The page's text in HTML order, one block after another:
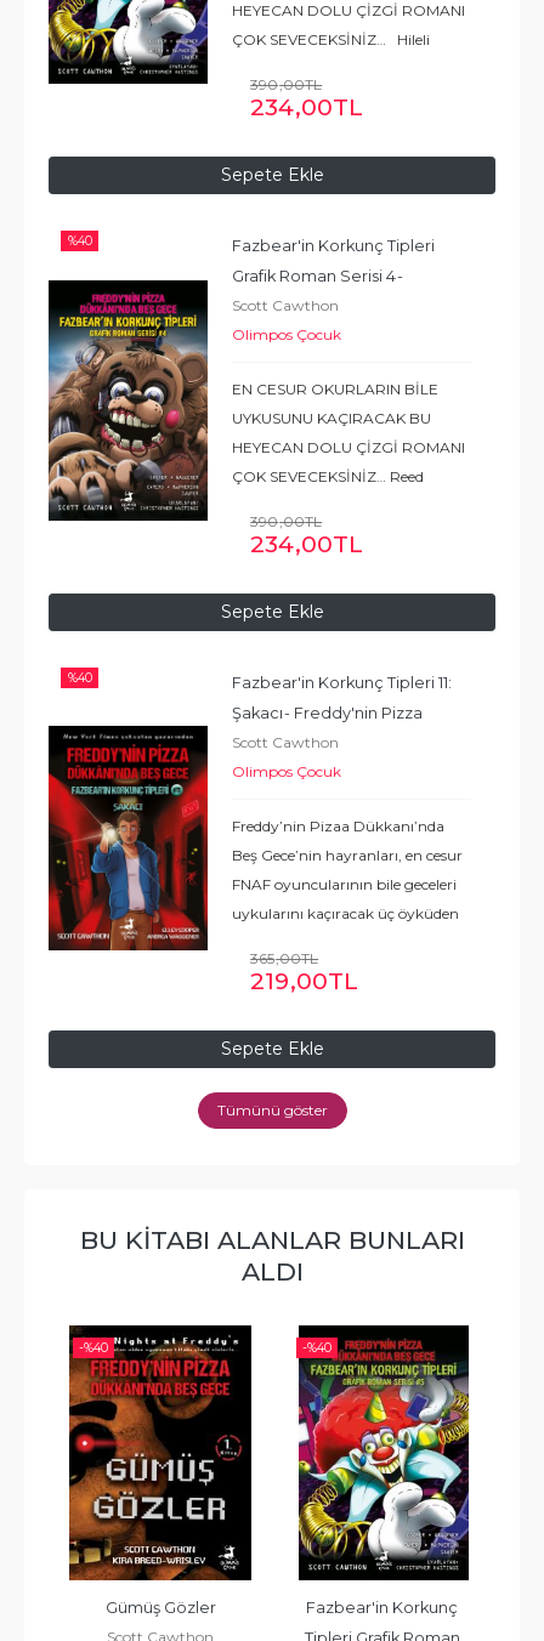
Sepete Ekle
HEYECAN DOLU ÇİZGİ ROMANI
ÇOK SEVECEKSİNİZ… Hileli
oyunu yüzünden hayal kırıklığına
olursa olsun kazanmaya
kararlıydı....Devamı
390,00TL
234,00TL
%40
Sepete Ekle
Fazbear'in Korkunç Tipleri
Grafik Roman Serisi 4-
Freddy'nin Pizza Dükkanı'nda
Beş Gece
Scott Cawthon
Olimpos Çocuk
EN CESUR OKURLARIN BİLE
UYKUSUNU KAÇIRACAK BU
HEYECAN DOLU ÇİZGİ ROMANI
ÇOK SEVECEKSİNİZ… Reed
bulaşmaması gerektiğini
yakalamıştı ama bu işin sonu
fena bitecekti. Anında şans
390,00TL
234,00TL
%40
Sepete Ekle
Fazbear'in Korkunç Tipleri 11:
Şakacı- Freddy'nin Pizza
Dükkanı'nda Beş Gece
Scott Cawthon
Olimpos Çocuk
Freddy’nin Pizaa Dükkanı’nda
Beş Gece’nin hayranları, en cesur
FNAF oyuncularının bile geceleri
uykularını kaçıracak üç öyküden
kaçırmak istemeyecekler! Kendi
...Devamı
365,00TL
219,00TL
Tümünü göster
BU KITABI ALANLAR BUNLARI
ALDI
-%40
Fazbear'in Korkunç
-%40
Fazbear'ın Korkunç